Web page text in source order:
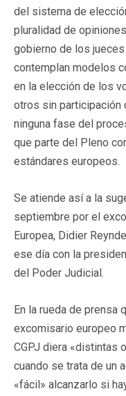
del sistema de
pluralidad de
gobierno de los
contemplan modelos
en la elección de los
otros sin participación
ninguna fase del
que parte del Pleno
estándares europeos.
Se atiende así a la
septiembre por el
Europea, Didier
ese día con la
del Poder Judicial.
En la rueda de prensa
excomisario europeo
CGPJ diera «distintas
cuando se trata de un
«fácil» alcanzarlo si